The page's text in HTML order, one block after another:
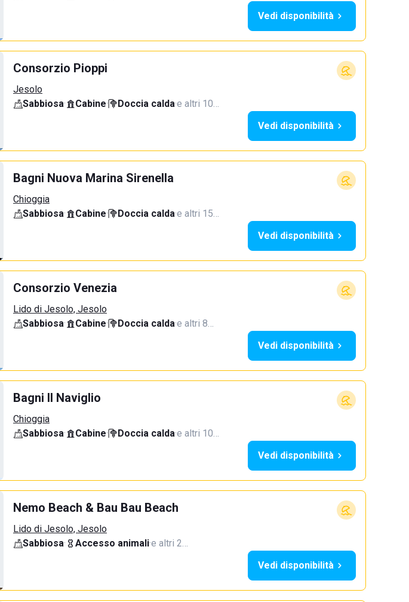
Vedi disponibilità
Consorzio Pioppi
Jesolo
Sabbiosa· Cabine· Doccia calda·e altri 10…
Vedi disponibilità
Bagni Nuova Marina Sirenella
Chioggia
Sabbiosa· Cabine· Doccia calda·e altri 15…
Vedi disponibilità
Consorzio Venezia
Lido di Jesolo, Jesolo
Sabbiosa· Cabine· Doccia calda·e altri 8…
Vedi disponibilità
Bagni Il Naviglio
Chioggia
Sabbiosa· Cabine· Doccia calda·e altri 10…
Vedi disponibilità
Nemo Beach & Bau Bau Beach
Lido di Jesolo, Jesolo
Sabbiosa· Accesso animali·e altri 2…
Vedi disponibilità